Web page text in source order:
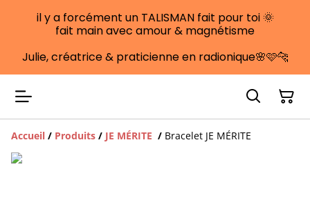
il y a forcément un TALISMAN fait pour toi 🌞
fait main avec amour & magnétisme
Julie, créatrice & praticienne en radionique🌸🩷🐆
Accueil / Produits / JE MÉRITE / Bracelet JE MÉRITE